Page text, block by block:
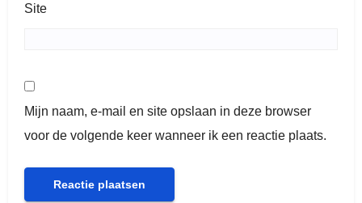
Site
Mijn naam, e-mail en site opslaan in deze browser
voor de volgende keer wanneer ik een reactie plaats.